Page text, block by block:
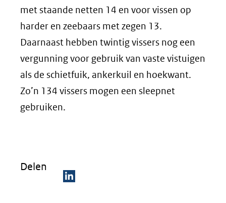
met staande netten 14 en voor vissen op
harder en zeebaars met zegen 13.
Daarnaast hebben twintig vissers nog een
vergunning voor gebruik van vaste vistuigen
als de schietfuik, ankerkuil en hoekwant.
Zo’n 134 vissers mogen een sleepnet
gebruiken.
Delen